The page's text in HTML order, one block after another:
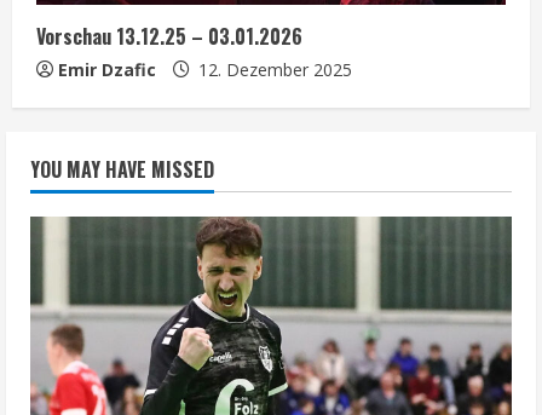
Vorschau 13.12.25 – 03.01.2026
Emir Dzafic 12. Dezember 2025
YOU MAY HAVE MISSED